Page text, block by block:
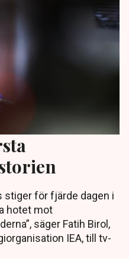
stiger för fjärde dagen i
hotet mot
säger Fatih Birol,
IEA, till tv-